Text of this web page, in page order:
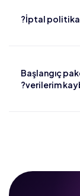
İptal
Başlangıç
verilerim